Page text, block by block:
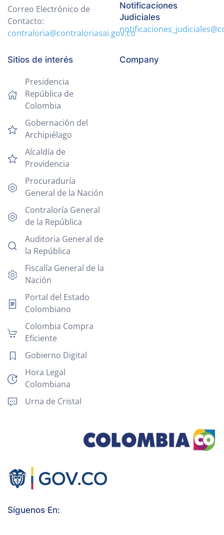
Correo Electrónico de
Contacto:
contraloria@contraloriasai.gov.co
Notificaciones
Judiciales
Sitios de interés
Presidencia
República de
Colombia
Gobernación del
Archipiélago
Alcaldía de
Providencia
Procuraduría
General de la Nación
Contraloría General
de la República
Auditoria General de
la República
Fiscalía General de la
Nación
Portal del Estado
Colombiano
Colombia Compra
Eficiente
Gobierno Digital
Hora Legal
Colombiana
Urna de Cristal
Company
Síguenos En: